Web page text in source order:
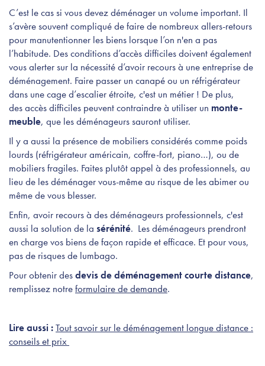
C’est le cas si vous devez déménager un volume important. Il
s’avère souvent compliqué de faire de nombreux allers-retours
pour manutentionner les biens lorsque l’on n'en a pas
l’habitude. Des conditions d’accès difficiles doivent également
vous alerter sur la nécessité d’avoir recours à une entreprise de
déménagement. Faire passer un canapé ou un réfrigérateur
dans une cage d’escalier étroite, c'est un métier ! De plus,
des accès difficiles peuvent contraindre à utiliser un monte-
meuble, que les déménageurs sauront utiliser.
Il y a aussi la présence de mobiliers considérés comme poids
lourds (réfrigérateur américain, coffre-fort, piano…), ou de
mobiliers fragiles. Faites plutôt appel à des professionnels, au
lieu de les déménager vous-même au risque de les abimer ou
même de vous blesser.
Enfin, avoir recours à des déménageurs professionnels, c'est
aussi la solution de la sérénité. Les déménageurs prendront
en charge vos biens de façon rapide et efficace. Et pour vous,
pas de risques de lumbago.
Pour obtenir desdevis de déménagement courte distance,
remplissez notreformulaire de demande.
Lire aussi :Tout savoir sur le déménagement longue distance :
conseils et prix